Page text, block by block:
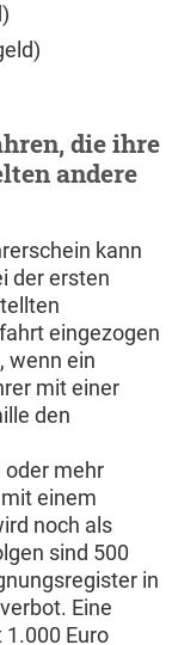
die ihre
andere
kann
der ersten
eingezogen
wenn ein
mit einer
den
oder mehr
einem
noch als
sind 500
in
Eine
Euro